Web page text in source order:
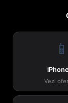
📱
Vezi